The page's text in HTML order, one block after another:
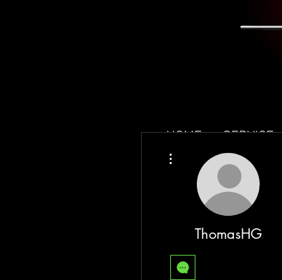
HOME SERVICE
ThomasHG